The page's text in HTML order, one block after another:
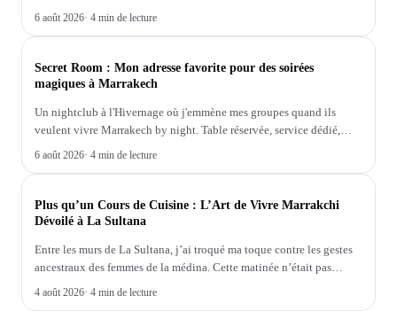
6 août 2026· 4 min de lecture
Secret Room : Mon adresse favorite pour des soirées
magiques à Marrakech
Un nightclub à l'Hivernage où j'emmène mes groupes quand ils
veulent vivre Marrakech by night. Table réservée, service dédié,
6 août 2026· 4 min de lecture
Plus qu’un Cours de Cuisine : L’Art de Vivre Marrakchi
Dévoilé à La Sultana
Entre les murs de La Sultana, j’ai troqué ma toque contre les gestes
ancestraux des femmes de la médina. Cette matinée n’était pas
4 août 2026· 4 min de lecture